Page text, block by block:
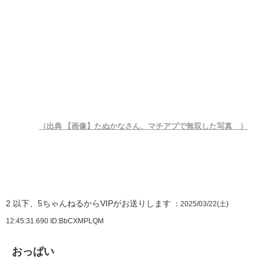
（出典 【画像】たぬかなさん、マチアプで無双した写真 ）
2 以下、5ちゃんねるからVIPがお送りします ：2025/03/22(土)
12:45:31.690 ID:BbCXMPLQM
おっぱい